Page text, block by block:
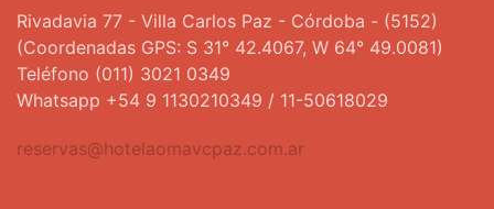
Rivadavia 77 - Villa Carlos Paz - Córdoba - (5152)
(Coordenadas GPS: S 31° 42.4067, W 64° 49.0081)
Teléfono (011) 3021 0349
Whatsapp +54 9 1130210349 / 11-50618029
reservas@hotelaomavcpaz.com.ar